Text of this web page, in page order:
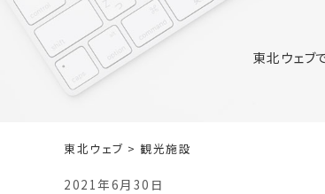
東北ウェブ
東北ウェブ > 観光施設
2021年6月30日